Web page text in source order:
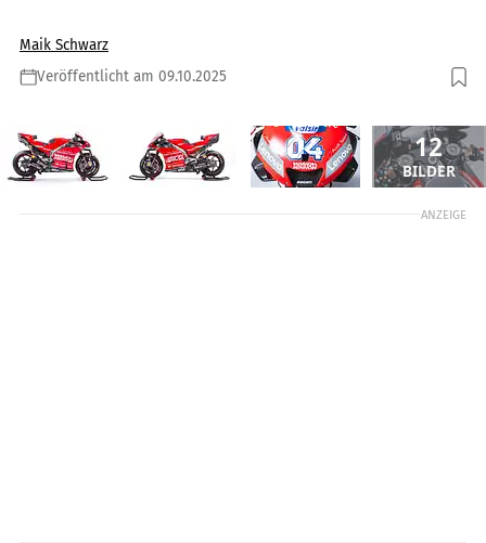
Maik Schwarz
Veröffentlicht am 09.10.2025
12
BILDER
ANZEIGE